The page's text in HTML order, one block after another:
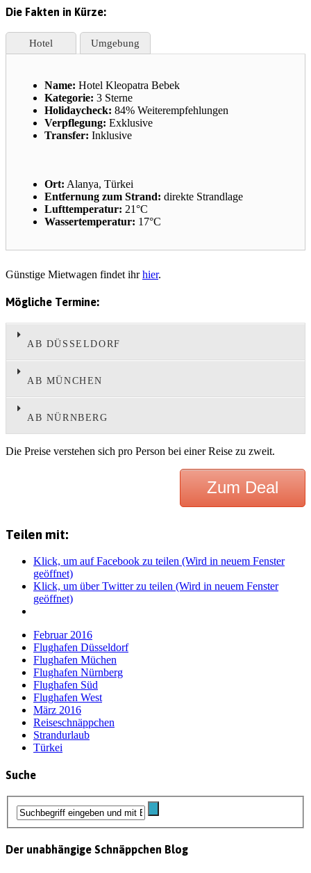
Die Fakten in Kürze:
Hotel Umgebung
Name: Hotel Kleopatra Bebek
Kategorie: 3 Sterne
Holidaycheck: 84% Weiterempfehlungen
Verpflegung: Exklusive
Transfer: Inklusive
Ort: Alanya, Türkei
Entfernung zum Strand: direkte Strandlage
Lufttemperatur: 21°C
Wassertemperatur: 17°C
Günstige Mietwagen findet ihrhier.
Mögliche Termine:
AB DÜSSELDORF
AB MÜNCHEN
AB NÜRNBERG
Die Preise verstehen sich pro Person bei einer Reise zu zweit.
Zum Deal
Teilen mit:
Klick, um auf Facebook zu teilen (Wird in neuem Fenster
geöffnet)
Klick, um über Twitter zu teilen (Wird in neuem Fenster
geöffnet)
Februar 2016
Flughafen Düsseldorf
Flughafen Müchen
Flughafen Nürnberg
Flughafen Süd
Flughafen West
März 2016
Reiseschnäppchen
Strandurlaub
Türkei
Suche
Der unabhängige Schnäppchen Blog